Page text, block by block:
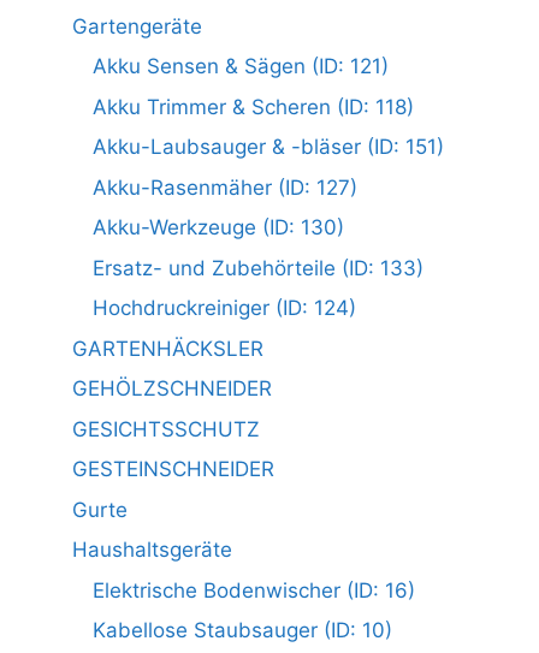
Gartengeräte
Akku Sensen & Sägen (ID: 121)
Akku Trimmer & Scheren (ID: 118)
Akku-Laubsauger & -bläser (ID: 151)
Akku-Rasenmäher (ID: 127)
Akku-Werkzeuge (ID: 130)
Ersatz- und Zubehörteile (ID: 133)
Hochdruckreiniger (ID: 124)
GARTENHÄCKSLER
GEHÖLZSCHNEIDER
GESICHTSSCHUTZ
GESTEINSCHNEIDER
Gurte
Haushaltsgeräte
Elektrische Bodenwischer (ID: 16)
Kabellose Staubsauger (ID: 10)